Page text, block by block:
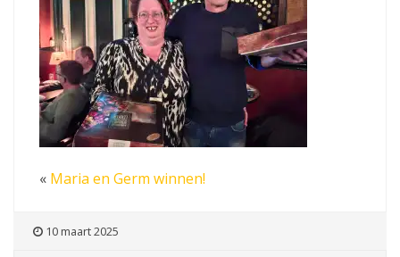
« Maria en Germ winnen!
10 maart 2025